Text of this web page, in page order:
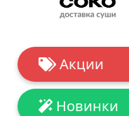
Акции
Новинки